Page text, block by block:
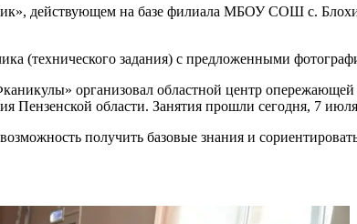
действующем на базе филиала МБОУ СОШ с.
(технического задания) с предложенными
организовал областной центр
Пензенской области. Занятия прошли сегодня, 7
получить базовые знания и